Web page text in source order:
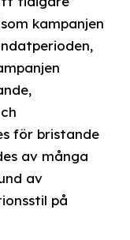
kampanjen
för bristande
av många
av
på